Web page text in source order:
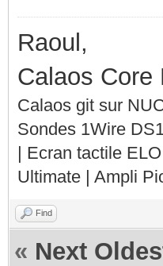
Raoul,
Calaos Core
Calaos git sur
Sondes 1Wire
| Ecran tactile
Ultimate | Ampli
Find
« Next